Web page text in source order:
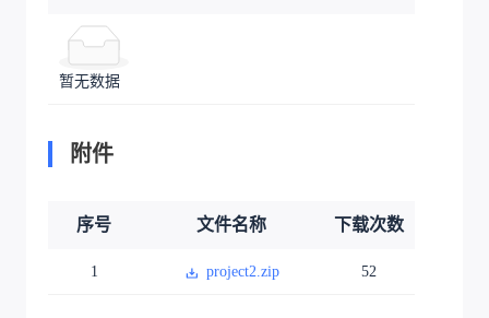
暂无数据
附件
序号 文件名称 下载次数
1 project2.zip 52